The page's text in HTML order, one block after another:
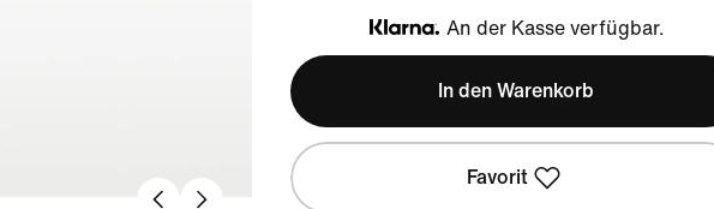
Klarna
An der Kasse verfügbar.
In den Warenkorb
Favorit